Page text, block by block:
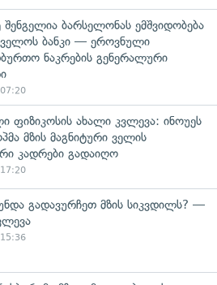
ბარსელონას ემშვიდობება
ბანკი — ეროვნული
ნაკრების გენერალური
07:20
ფიზიკოსის ახალი კვლევა: ინოუეს
მზის მაგნიტური ველის
კადრები გადაიღო
17:20
გადავურჩეთ მზის სიკვდილს? —
15:36